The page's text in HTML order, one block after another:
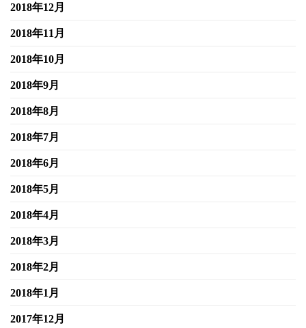
2018年12月
2018年11月
2018年10月
2018年9月
2018年8月
2018年7月
2018年6月
2018年5月
2018年4月
2018年3月
2018年2月
2018年1月
2017年12月